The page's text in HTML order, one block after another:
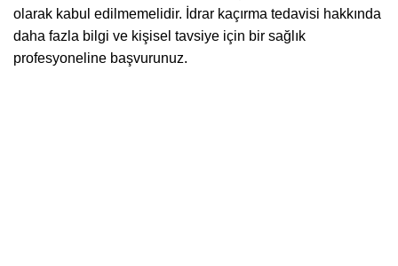
olarak kabul edilmemelidir. İdrar kaçırma tedavisi hakkında
daha fazla bilgi ve kişisel tavsiye için bir sağlık
profesyoneline başvurunuz.